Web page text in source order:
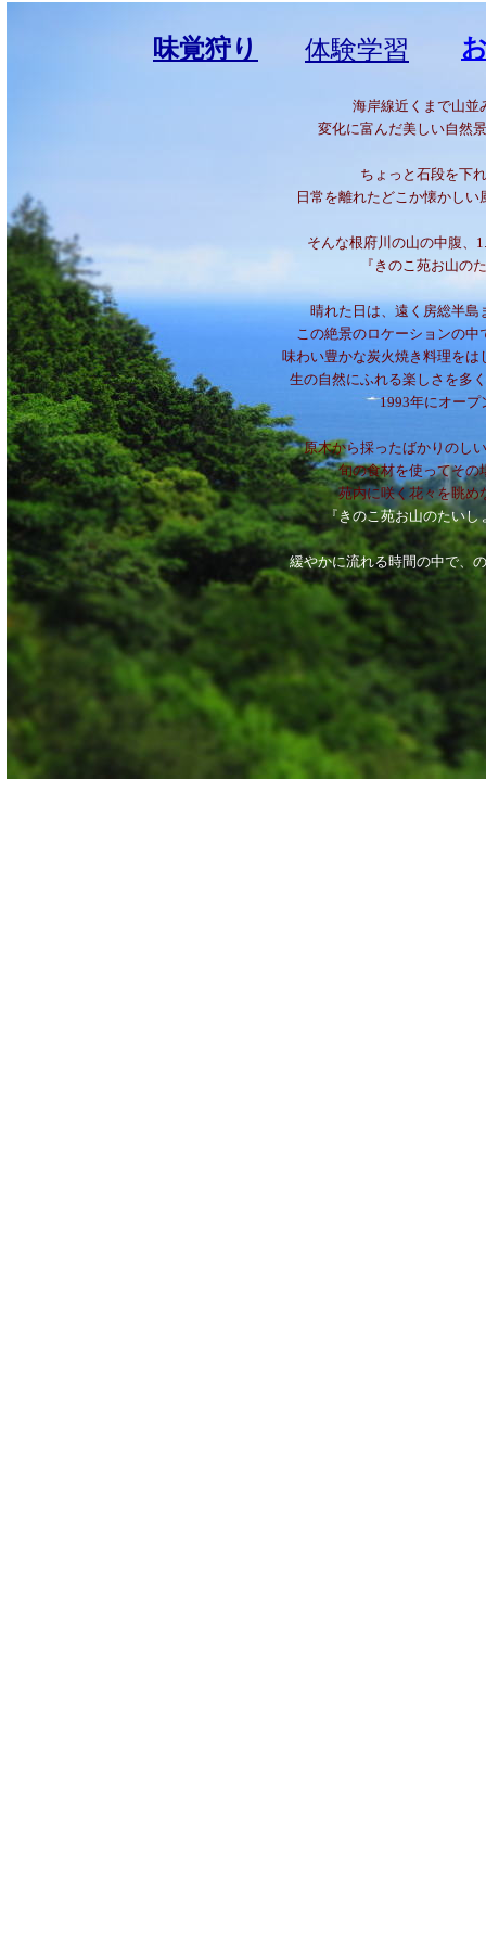
海岸線近くまで山並
変化に富んだ美しい自然
ちょっと石段を下
日常を離れたどこか懐かし
そんな根府川の山の中腹、
『きのこ苑お山の
晴れた日は、遠く房総半島
この絶景のロケーションの
味わい豊かな炭火焼き料理を
生の自然にふれる楽しさを多
1993年にオープ
原木から採ったばかりのし
旬の食材を使ってその
苑内に咲く花々を眺め
『きのこ苑お山のたい
緩やかに流れる時間の中で、
味覚狩り 体験学習